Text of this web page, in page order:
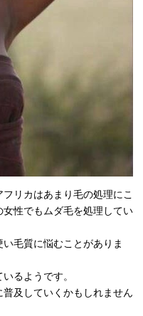
リカはあまり毛の処理にこ
性でもムダ毛を処理してい
毛質に悩むことがありま
るようです。
及していくかもしれません